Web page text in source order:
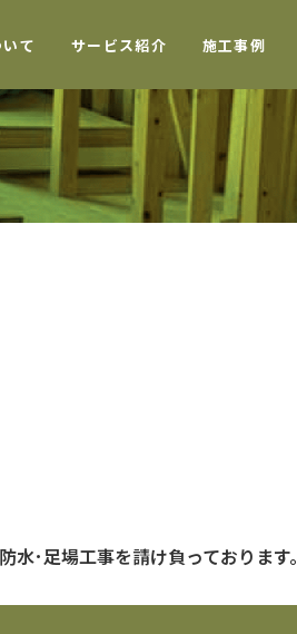
て サービス紹介 施工事例
･足場工事を請け負っております。